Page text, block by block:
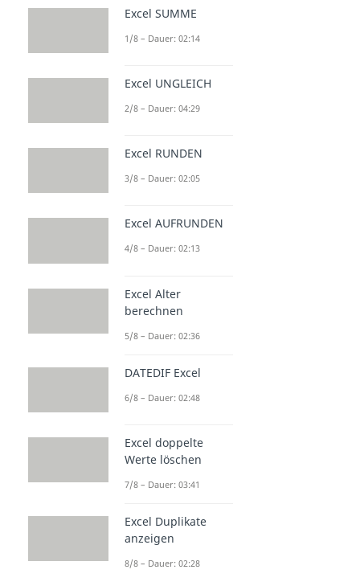
Excel SUMME
1/8 – Dauer: 02:14
Excel UNGLEICH
2/8 – Dauer: 04:29
Excel RUNDEN
3/8 – Dauer: 02:05
Excel AUFRUNDEN
4/8 – Dauer: 02:13
Excel Alter
berechnen
5/8 – Dauer: 02:36
DATEDIF Excel
6/8 – Dauer: 02:48
Excel doppelte
Werte löschen
7/8 – Dauer: 03:41
Excel Duplikate
anzeigen
8/8 – Dauer: 02:28